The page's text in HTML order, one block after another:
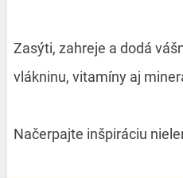
Zasýti, zahreje a dodá
vlákninu, vitamíny aj
Načerpajte inšpiráciu